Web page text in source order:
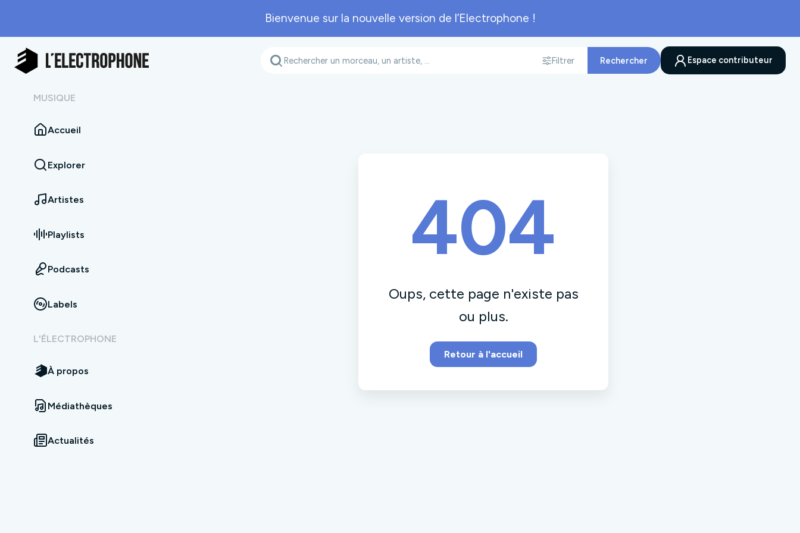
Bienvenue sur la nouvelle version de l’Electrophone !
Filtrer
Rechercher
Espace contributeur
MUSIQUE
Accueil
Explorer
Artistes
Playlists
Podcasts
Labels
L'ÉLECTROPHONE
À propos
Médiathèques
Actualités
404
Oups, cette page n'existe pas
ou plus.
Retour à l'accueil